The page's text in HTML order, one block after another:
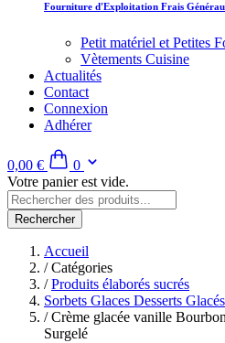
Fourniture d'Exploitation Frais
Petit matériel et Petites
Vètements Cuisine
Actualités
Contact
Connexion
Adhérer
0,00 €
0
Votre panier est vide.
Rechercher
Accueil
/Catégories
/ Produits élaborés sucrés
Sorbets Glaces Desserts Glacés
/Crème glacée vanille
Surgelé